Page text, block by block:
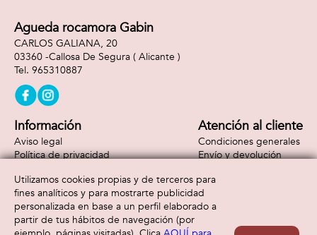
Agueda rocamora Gabin
CARLOS GALIANA, 20
03360 -Callosa De Segura ( Alicante )
965310887
Información
Aviso legal
Política de privacidad
Atención al cliente
Condiciones generales
Envío y devolución
Formas de pago
Utilizamos cookies propias y de terceros para
fines analíticos y para mostrarte publicidad
personalizada en base a un perfil elaborado a
partir de tus hábitos de navegación (por